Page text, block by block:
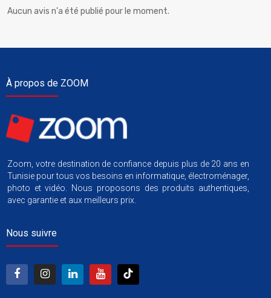
Aucun avis n'a été publié pour le moment.
À propos de ZOOM
Zoom, votre destination de confiance depuis plus de 20 ans en
Tunisie pour tous vos besoins en informatique, électroménager,
photo et vidéo. Nous proposons des produits authentiques,
avec garantie et aux meilleurs prix.
Nous suivre